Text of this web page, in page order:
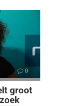
0
groot